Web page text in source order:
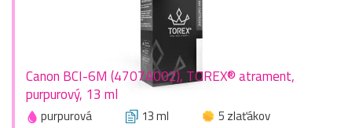
Canon BCI-6M (4707A002), TOREX® atrament,
purpurový, 13 ml
purpurová 13 ml 5 zlaťákov